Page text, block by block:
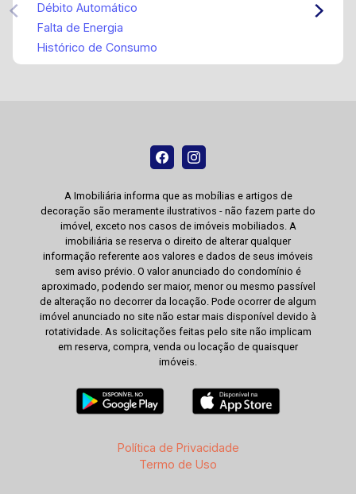
Débito Automático
Falta de Energia
Histórico de Consumo
A Imobiliária informa que as mobílias e artigos de
decoração são meramente ilustrativos - não fazem parte do
imóvel, exceto nos casos de imóveis mobiliados. A
imobiliária se reserva o direito de alterar qualquer
informação referente aos valores e dados de seus imóveis
sem aviso prévio. O valor anunciado do condomínio é
aproximado, podendo ser maior, menor ou mesmo passível
de alteração no decorrer da locação. Pode ocorrer de algum
imóvel anunciado no site não estar mais disponível devido à
rotatividade. As solicitações feitas pelo site não implicam
em reserva, compra, venda ou locação de quaisquer
imóveis.
Política de Privacidade
Termo de Uso